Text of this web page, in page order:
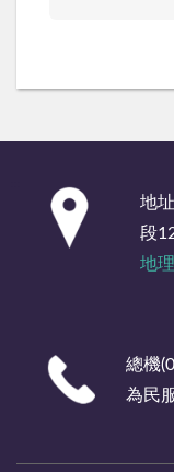
地
段
地
總機
為民